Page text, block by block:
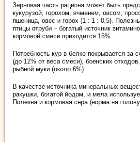
Зерновая часть рациона может быть
кукурузой, горохом, ячменем, овсом,
пшеница, овес и горох (1 : 1 : 0,5).
птицы отруби – богатый источник
кормовой смеси приходится 15%.
Потребность кур в белке покрывается за
(до 12% от веса смеси), боенских
рыбной муки (около 6%).
В качестве источника минеральных
ракушки, богатой йодом, и мела
Полезна и кормовая сера (норма на